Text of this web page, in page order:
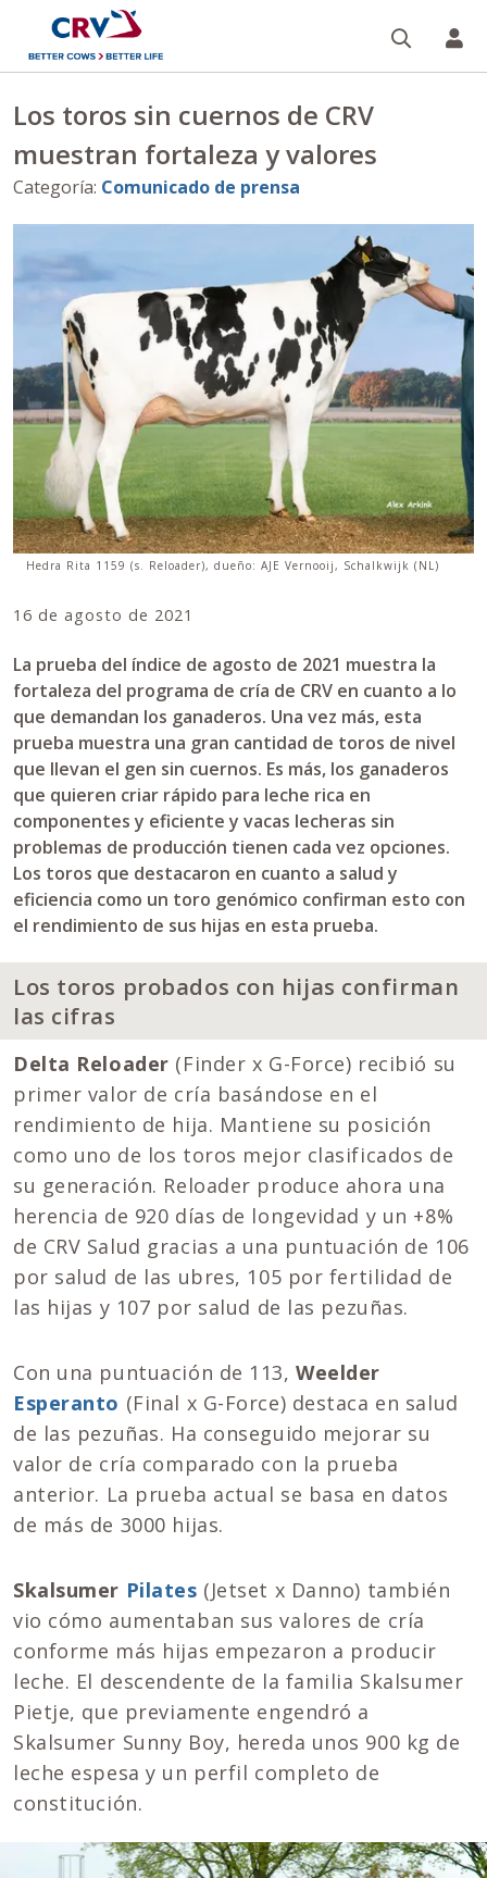
Los toros sin cuernos de CRV
muestran fortaleza y valores
Categoría: Comunicado de prensa
Hedra Rita 1159 (s. Reloader), dueño: AJE Vernooij, Schalkwijk (NL)
16 de agosto de 2021
La prueba del índice de agosto de 2021 muestra la
fortaleza del programa de cría de CRV en cuanto a lo
que demandan los ganaderos. Una vez más, esta
prueba muestra una gran cantidad de toros de nivel
que llevan el gen sin cuernos. Es más, los ganaderos
que quieren criar rápido para leche rica en
componentes y eficiente y vacas lecheras sin
problemas de producción tienen cada vez opciones.
Los toros que destacaron en cuanto a salud y
eficiencia como un toro genómico confirman esto con
el rendimiento de sus hijas en esta prueba.
Los toros probados con hijas confirman
las cifras
Delta Reloader (Finder x G-Force) recibió su
primer valor de cría basándose en el
rendimiento de hija. Mantiene su posición
como uno de los toros mejor clasificados de
su generación. Reloader produce ahora una
herencia de 920 días de longevidad y un +8%
de CRV Salud gracias a una puntuación de 106
por salud de las ubres, 105 por fertilidad de
las hijas y 107 por salud de las pezuñas.
Con una puntuación de 113,Weelder
Esperanto (Final x G-Force) destaca en salud
de las pezuñas. Ha conseguido mejorar su
valor de cría comparado con la prueba
anterior. La prueba actual se basa en datos
de más de 3000 hijas.
Skalsumer Pilates (Jetset x Danno) también
vio cómo aumentaban sus valores de cría
conforme más hijas empezaron a producir
leche. El descendente de la familia Skalsumer
Pietje, que previamente engendró a
Skalsumer Sunny Boy, hereda unos 900 kg de
leche espesa y un perfil completo de
constitución.